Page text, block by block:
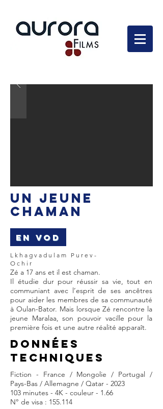
UN JEUNE
CHAMAN
EN VOD
Lkhagvadulam Purev-
Ochir
Zé a 17 ans et il est chaman.
Il étudie dur pour réussir sa vie, tout en
communiant avec l’esprit de ses ancêtres
pour aider les membres de sa communauté
à Oulan-Bator. Mais lorsque Zé rencontre la
jeune Maralaa, son pouvoir vacille pour la
première fois et une autre réalité apparaît.
DONNÉES
TECHNIQUES
Fiction - France / Mongolie / Portugal /
Pays-Bas / Allemagne / Qatar - 2023
103 minutes - 4K - couleur - 1.66
N° de visa : 155.114